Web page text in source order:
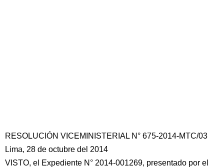
RESOLUCIÓN VICEMINISTERIAL N° 675-2014-MTC/03
Lima, 28 de octubre del 2014
VISTO, el Expediente N° 2014-001269, presentado por el